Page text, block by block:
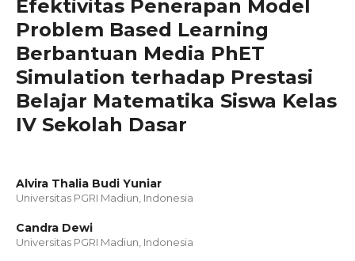
Efektivitas Penerapan Model
Problem Based Learning
Berbantuan Media PhET
Simulation terhadap Prestasi
Belajar Matematika Siswa Kelas
IV Sekolah Dasar
Alvira Thalia Budi Yuniar
Universitas PGRI Madiun, Indonesia
Candra Dewi
Universitas PGRI Madiun, Indonesia